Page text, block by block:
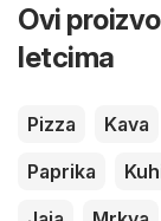
Ovi
letcima
Pizza Kava
Paprika